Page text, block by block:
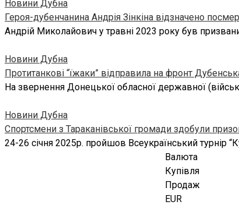
Новини Дубна
Героя-дубенчанина Андрія Зінкіна відзначено
Андрій Миколайович у травні 2023 року був
Новини Дубна
Протитанкові “їжаки” відправила на фронт
На звернення Донецької обласної державної
Новини Дубна
Спортсмени з Тараканівської громади здобули
24-26 січня 2025р. пройшов Всеукраїнський турнір
Валюта
Купівля
Продаж
EUR